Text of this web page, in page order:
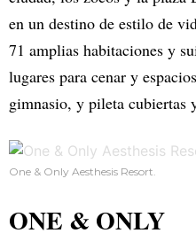
en un destino de estilo de
71 amplias habitaciones y
lugares para cenar y
gimnasio, y pileta cubiertas
One & Only Aesthesis Resort.
ONE & ONLY